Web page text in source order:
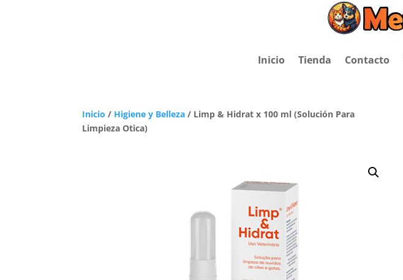
Inicio Tienda Contacto
Inicio / Higiene y Belleza / Limp & Hidrat x 100 ml (Solución Para
Limpieza Otica)